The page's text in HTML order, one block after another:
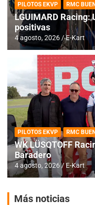
PILOTOS EKVP RMC
LGUIMARD Racing:
positivas
4 agosto, 2026 E-Kart
PILOTOS EKVP RMC
WK LÜSQTOFF
Baradero
4 agosto, 2026 E-Kart
Más noticias